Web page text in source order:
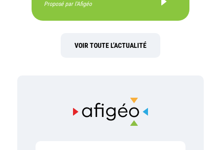
Proposé par l'Afigéo
VOIR TOUTE L’ACTUALITÉ